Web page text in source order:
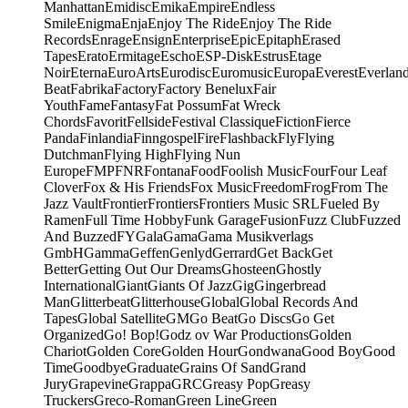
ManhattanEmidiscEmikaEmpireEndless
SmileEnigmaEnjaEnjoy The RideEnjoy The Ride
RecordsEnrageEnsignEnterpriseEpicEpitaphErased
TapesEratoErmitageEschoESP-DiskEstrusEtage
NoirEternaEuroArtsEurodiscEuromusicEuropaEverest
BeatFabrikaFactoryFactory BeneluxFair
YouthFameFantasyFat PossumFat Wreck
ChordsFavoritFellsideFestival ClassiqueFictionFierce
PandaFinlandiaFinngospelFireFlashbackFlyFlying
DutchmanFlying HighFlying Nun
EuropeFMPFNRFontanaFoodFoolish MusicFourFour Leaf
CloverFox & His FriendsFox MusicFreedomFrogFrom The
Jazz VaultFrontierFrontiersFrontiers Music SRLFueled By
RamenFull Time HobbyFunk GarageFusionFuzz ClubFuzzed
And BuzzedFYGalaGamaGama Musikverlags
GmbHGammaGeffenGenlydGerrardGet BackGet
BetterGetting Out Our DreamsGhosteenGhostly
InternationalGiantGiants Of JazzGigGingerbread
ManGlitterbeatGlitterhouseGlobalGlobal Records And
TapesGlobal SatelliteGMGo BeatGo DiscsGo Get
OrganizedGo! Bop!Godz ov War ProductionsGolden
ChariotGolden CoreGolden HourGondwanaGood BoyGood
TimeGoodbyeGraduateGrains Of SandGrand
JuryGrapevineGrappaGRCGreasy PopGreasy
TruckersGreco-RomanGreen LineGreen